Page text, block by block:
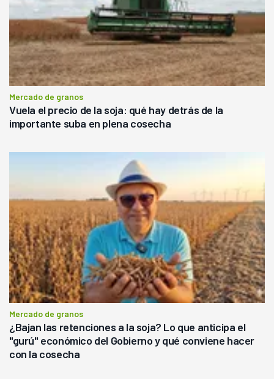
Mercado de granos
Vuela el precio de la soja: qué hay detrás de la
importante suba en plena cosecha
Mercado de granos
¿Bajan las retenciones a la soja? Lo que anticipa el
"gurú" económico del Gobierno y qué conviene hacer
con la cosecha